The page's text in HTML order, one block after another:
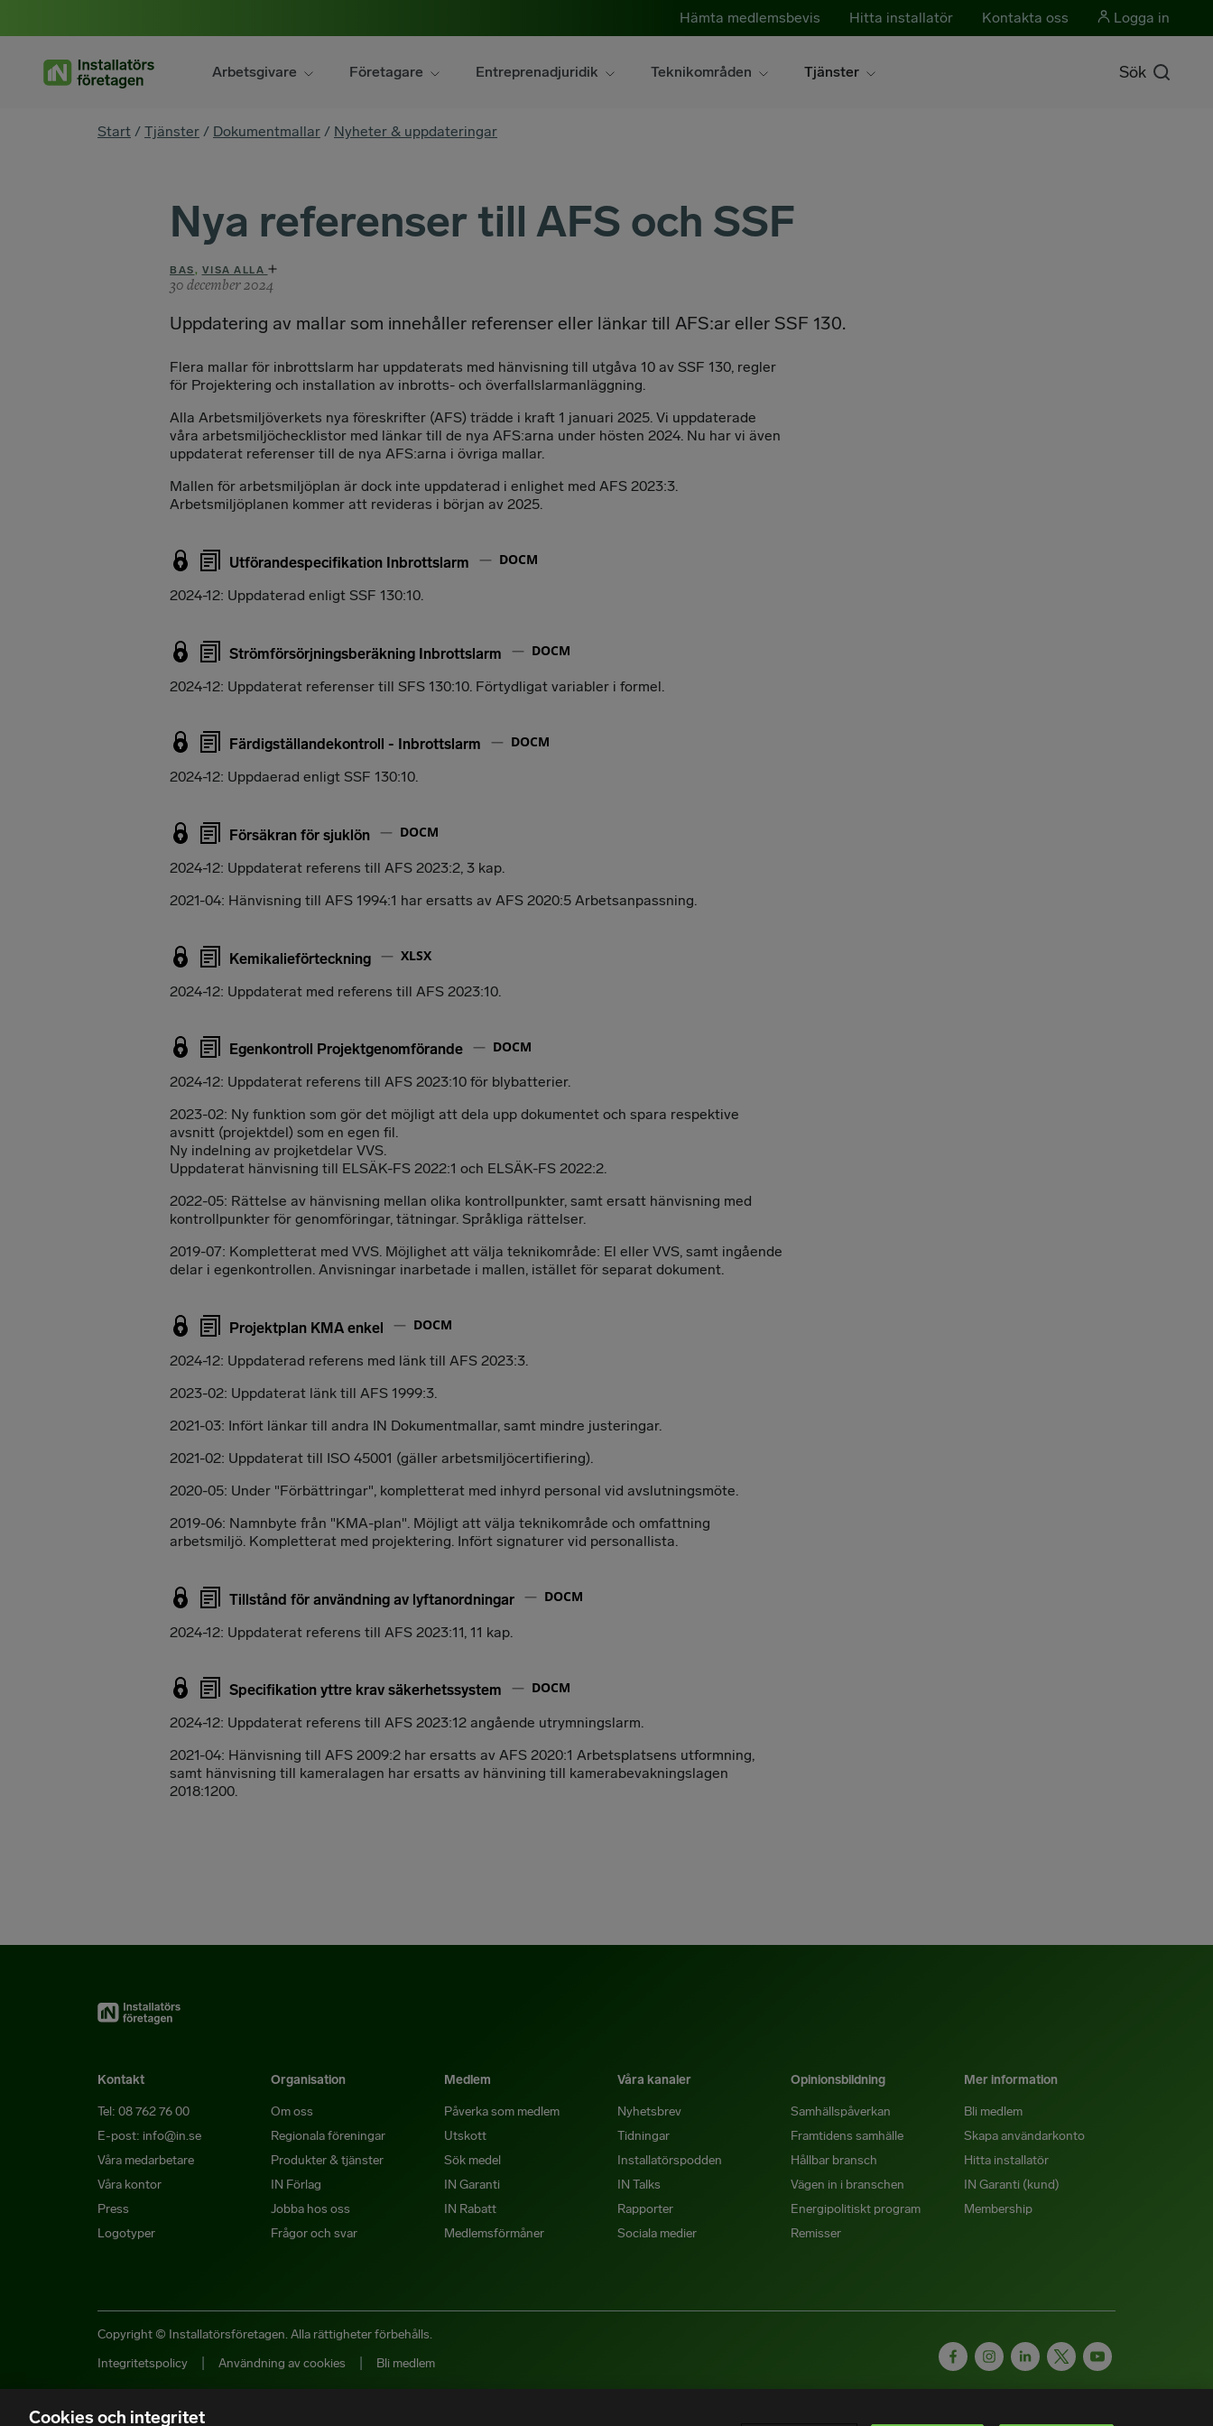
Hämta medlemsbevis Hitta installatör Kontakta oss Logga in
Arbetsgivare Företagare Entreprenadjuridik Teknikområden Tjänster Sök
You
Start / Tjänster / Dokumentmallar / Nyheter & uppdateringar
Nya referenser till AFS och SSF
BAS, VISA ALLA
30 december 2024
Uppdatering av mallar som innehåller referenser eller länkar till AFS:ar eller SSF 130.
Flera mallar för inbrottslarm har uppdaterats med hänvisning till utgåva 10 av SSF 130, regler
för Projektering och installation av inbrotts- och överfallslarmanläggning.
Alla Arbetsmiljöverkets nya föreskrifter (AFS) trädde i kraft 1 januari 2025. Vi uppdaterade
våra arbetsmiljöchecklistor med länkar till de nya AFS:arna under hösten 2024. Nu har vi även
uppdaterat referenser till de nya AFS:arna i övriga mallar.
Mallen för arbetsmiljöplan är dock inte uppdaterad i enlighet med AFS 2023:3.
Arbetsmiljöplanen kommer att revideras i början av 2025.
Utförandespecifikation Inbrottslarm DOCM
2024-12: Uppdaterad enligt SSF 130:10.
Strömförsörjningsberäkning Inbrottslarm DOCM
2024-12: Uppdaterat referenser till SFS 130:10. Förtydligat variabler i formel.
Färdigställandekontroll - Inbrottslarm DOCM
2024-12: Uppdaerad enligt SSF 130:10.
Försäkran för sjuklön DOCM
2024-12: Uppdaterat referens till AFS 2023:2, 3 kap.
2021-04: Hänvisning till AFS 1994:1 har ersatts av AFS 2020:5 Arbetsanpassning.
Kemikalieförteckning XLSX
2024-12: Uppdaterat med referens till AFS 2023:10.
Egenkontroll Projektgenomförande DOCM
2024-12: Uppdaterat referens till AFS 2023:10 för blybatterier.
2023-02: Ny funktion som gör det möjligt att dela upp dokumentet och spara respektive
avsnitt (projektdel) som en egen fil.
Ny indelning av projketdelar VVS.
Uppdaterat hänvisning till ELSÄK-FS 2022:1 och ELSÄK-FS 2022:2.
2022-05: Rättelse av hänvisning mellan olika kontrollpunkter, samt ersatt hänvisning med
kontrollpunkter för genomföringar, tätningar. Språkliga rättelser.
2019-07: Kompletterat med VVS. Möjlighet att välja teknikområde: El eller VVS, samt ingående
delar i egenkontrollen. Anvisningar inarbetade i mallen, istället för separat dokument.
Projektplan KMA enkel DOCM
2024-12: Uppdaterad referens med länk till AFS 2023:3.
2023-02: Uppdaterat länk till AFS 1999:3.
2021-03: Infört länkar till andra IN Dokumentmallar, samt mindre justeringar.
2021-02: Uppdaterat till ISO 45001 (gäller arbetsmiljöcertifiering).
2020-05: Under "Förbättringar", kompletterat med inhyrd personal vid avslutningsmöte.
2019-06: Namnbyte från "KMA-plan". Möjligt att välja teknikområde och omfattning
arbetsmiljö. Kompletterat med projektering. Infört signaturer vid personallista.
Tillstånd för användning av lyftanordningar DOCM
2024-12: Uppdaterat referens till AFS 2023:11, 11 kap.
Specifikation yttre krav säkerhetssystem DOCM
2024-12: Uppdaterat referens till AFS 2023:12 angående utrymningslarm.
2021-04: Hänvisning till AFS 2009:2 har ersatts av AFS 2020:1 Arbetsplatsens utformning,
samt hänvisning till kameralagen har ersatts av hänvining till kamerabevakningslagen
2018:1200.
Kontakt
Tel: 08 762 76 00
E-post: info@in.se
Våra medarbetare
Våra kontor
Press
Logotyper
Organisation
Om oss
Regionala föreningar
Produkter & tjänster
IN Förlag
Jobba hos oss
Frågor och svar
Medlem
Påverka som medlem
Utskott
Sök medel
IN Garanti
IN Rabatt
Medlemsförmåner
Våra kanaler
Nyhetsbrev
Tidningar
Installatörspodden
IN Talks
Rapporter
Sociala medier
Opinionsbildning
Samhällspåverkan
Framtidens samhälle
Hållbar bransch
Vägen in i branschen
Energipolitiskt program
Remisser
Mer information
Bli medlem
Skapa användarkonto
Hitta installatör
IN Garanti (kund)
Membership
Copyright © Installatörsföretagen. Alla rättigheter förbehålls.
Integritetspolicy
Användning av cookies Bli medlem
Cookies och integritet